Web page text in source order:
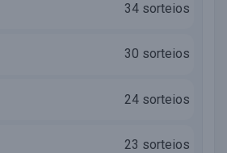
34 sorteios
30 sorteios
24 sorteios
23 sorteios